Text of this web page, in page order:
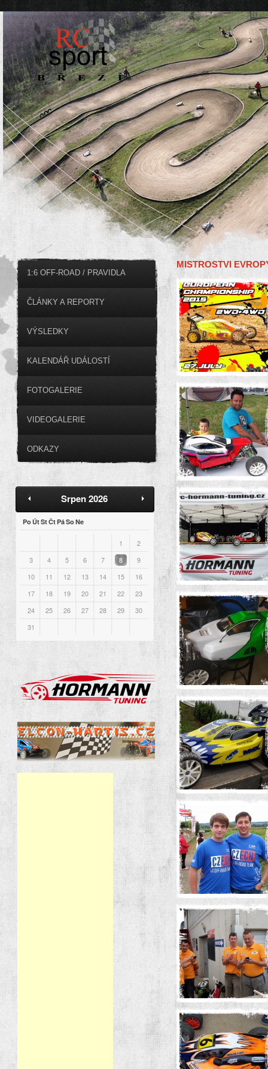
1:6 OFF-ROAD / PRAVIDLA
ČLÁNKY A REPORTY
VÝSLEDKY
KALENDÁŘ UDÁLOSTÍ
FOTOGALERIE
VIDEOGALERIE
ODKAZY
Srpen 2026
PoÚtStČtPáSoNe
1
2
3
4 5 6 7 8
9
10
11 12 13 14 15
16
17
18 19 20 21 22
23
24
25 26 27 28 29
30
31
MISTROSTVI